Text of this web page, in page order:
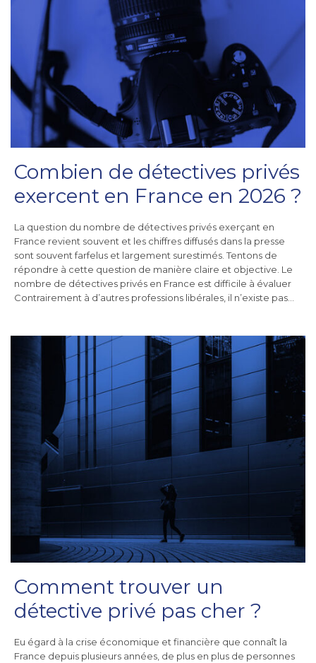
Combien de détectives privés
exercent en France en 2026 ?
La question du nombre de détectives privés exerçant en
France revient souvent et les chiffres diffusés dans la presse
sont souvent farfelus et largement surestimés. Tentons de
répondre à cette question de manière claire et objective. Le
nombre de détectives privés en France est difficile à évaluer
Contrairement à d’autres professions libérales, il n’existe pas…
Comment trouver un
détective privé pas cher ?
Eu égard à la crise économique et financière que connaît la
France depuis plusieurs années, de plus en plus de personnes